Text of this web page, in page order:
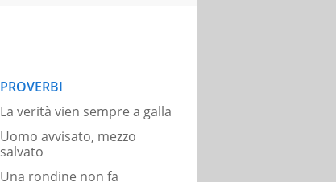
PROVERBI
La verità vien sempre a galla
Uomo avvisato, mezzo
salvato
Una rondine non fa